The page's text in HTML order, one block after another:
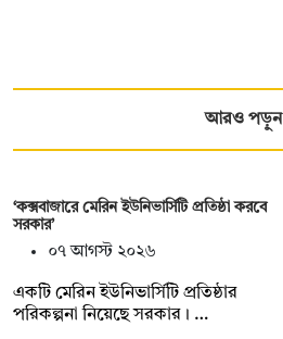
আরও পড়ুন
‘কক্সবাজারে মেরিন ইউনিভার্সিটি প্রতিষ্ঠা করবে
সরকার’
০৭ আগস্ট ২০২৬
একটি মেরিন ইউনিভার্সিটি প্রতিষ্ঠার
পরিকল্পনা নিয়েছে সরকার। …